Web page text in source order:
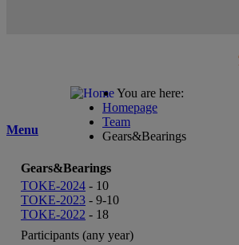
Menu
You are here:
Homepage
Team
Gears&Bearings
Gears&Bearings
TOKE-2024 - 10
TOKE-2023 - 9-10
TOKE-2022 - 18
Participants (any year)